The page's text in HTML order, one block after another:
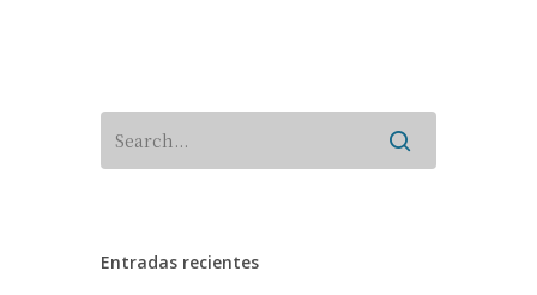
Entradas recientes